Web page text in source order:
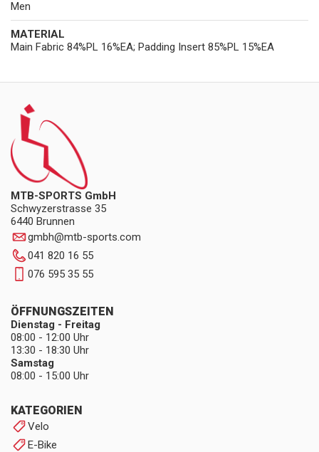
Men
MATERIAL
Main Fabric 84%PL 16%EA; Padding Insert 85%PL 15%EA
MTB-SPORTS GmbH
Schwyzerstrasse 35
6440 Brunnen
gmbh@mtb-sports.com
041 820 16 55
076 595 35 55
KATEGORIEN
Velo
E-Bike
ÖFFNUNGSZEITEN
Dienstag - Freitag
08:00 - 12:00 Uhr
13:30 - 18:30 Uhr
Samstag
08:00 - 15:00 Uhr